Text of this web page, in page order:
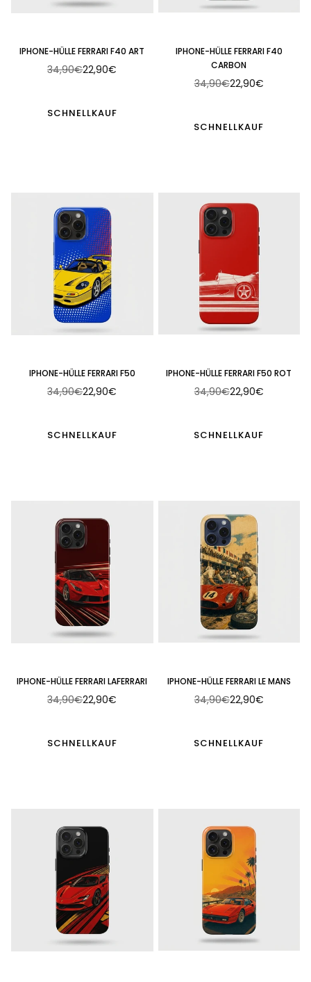
IPHONE-HÜLLE FERRARI F40 ART
Normaler
34,90€22,90€
SCHNELLKAUF
IPHONE-HÜLLE FERRARI F40
CARBON
Normaler
34,90€22,90€
SCHNELLKAUF
IPHONE-HÜLLE FERRARI F50
Normaler
34,90€22,90€
SCHNELLKAUF
IPHONE-HÜLLE FERRARI F50 ROT
Normaler
34,90€22,90€
SCHNELLKAUF
IPHONE-HÜLLE FERRARI LAFERRARI
Normaler
34,90€22,90€
SCHNELLKAUF
IPHONE-HÜLLE FERRARI LE MANS
Normaler
34,90€22,90€
SCHNELLKAUF